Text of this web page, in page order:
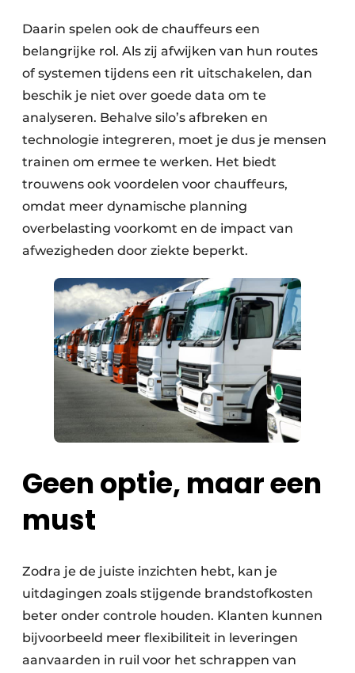
Daarin spelen ook de chauffeurs een
belangrijke rol. Als zij afwijken van hun routes
of systemen tijdens een rit uitschakelen, dan
beschik je niet over goede data om te
analyseren. Behalve silo’s afbreken en
technologie integreren, moet je dus je mensen
trainen om ermee te werken. Het biedt
trouwens ook voordelen voor chauffeurs,
omdat meer dynamische planning
overbelasting voorkomt en de impact van
afwezigheden door ziekte beperkt.
Geen optie, maar een
must
Zodra je de juiste inzichten hebt, kan je
uitdagingen zoals stijgende brandstofkosten
beter onder controle houden. Klanten kunnen
bijvoorbeeld meer flexibiliteit in leveringen
aanvaarden in ruil voor het schrappen van